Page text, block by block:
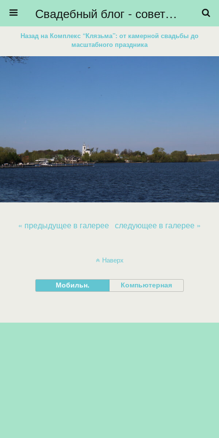
Свадебный блог - советы невестам, подготовка к свадьбе - HiBride
Назад на Комплекс “Клязьма”: от камерной свадьбы до
масштабного праздника
« предыдущее в галерее следующее в галерее »
Наверх
Мобильн. Компьютерная